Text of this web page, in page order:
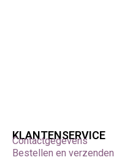
KLANTENSERVICE
Contactgegevens
Bestellen en verzenden